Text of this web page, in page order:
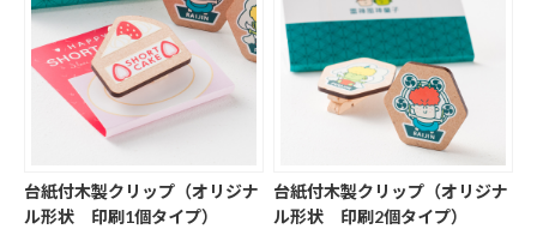
台紙付木製クリップ（オリジナ
ル形状 印刷1個タイプ）
台紙付木製クリップ（オリジナ
ル形状 印刷2個タイプ）